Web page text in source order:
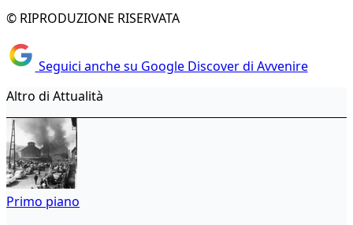
© RIPRODUZIONE RISERVATA
Seguici anche su Google Discover di Avvenire
Altro di Attualità
Primo piano